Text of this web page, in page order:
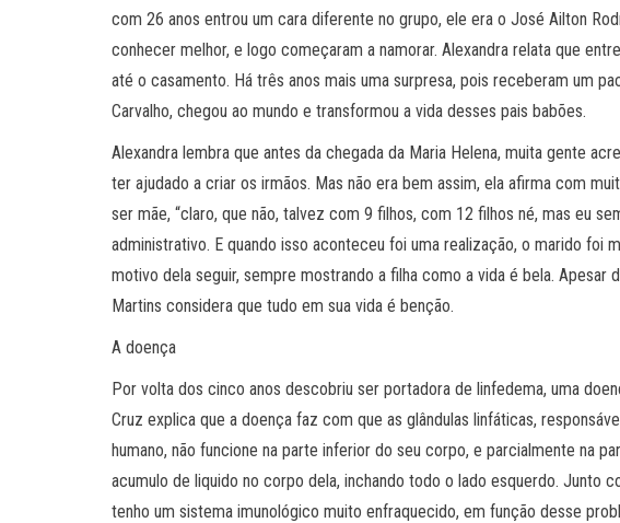
com 26 anos entrou um cara diferente no grupo, ele era o José Ailton
conhecer melhor, e logo começaram a namorar. Alexandra relata que
até o casamento. Há três anos mais uma surpresa, pois receberam um
Carvalho, chegou ao mundo e transformou a vida desses pais babões.
Alexandra lembra que antes da chegada da Maria Helena, muita gente
ter ajudado a criar os irmãos. Mas não era bem assim, ela afirma com
ser mãe, “claro, que não, talvez com 9 filhos, com 12 filhos né, mas eu
administrativo. E quando isso aconteceu foi uma realização, o marido foi
motivo dela seguir, sempre mostrando a filha como a vida é bela. Apesar
Martins considera que tudo em sua vida é benção.
A doença
Por volta dos cinco anos descobriu ser portadora de linfedema, uma
Cruz explica que a doença faz com que as glândulas linfáticas,
humano, não funcione na parte inferior do seu corpo, e parcialmente na
acumulo de liquido no corpo dela, inchando todo o lado esquerdo. Junto
tenho um sistema imunológico muito enfraquecido, em função desse